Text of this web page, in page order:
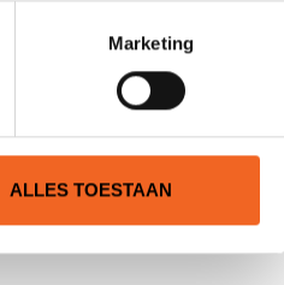
Marketing
ALLES TOESTAAN